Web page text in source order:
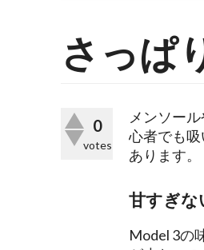
さっぱ
0
votes
メンソー
心者でも
あります。
甘すぎな
Model 3の